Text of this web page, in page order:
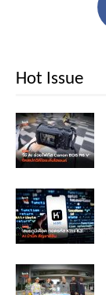
Hot Issue